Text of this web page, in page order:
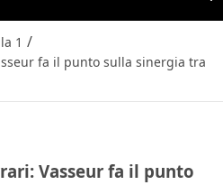
1 /
fa il punto sulla sinergia tra
Vasseur fa il punto